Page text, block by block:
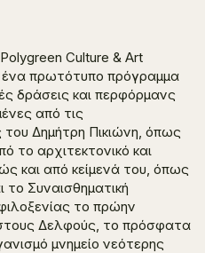
Culture & Art
ένα πρωτότυπο πρόγραμμα
δράσεις και περφόρμανς
από τις
του Δημήτρη Πικιώνη, όπως
το αρχιτεκτονικό και
και από κείμενά του, όπως
το Συναισθηματική
το πρώην
Δελφούς, το πρόσφατα
μνημείο νεότερης